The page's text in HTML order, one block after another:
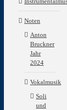
Noten
Anton
Bruckner
Jahr
2024
Vokalmusik
Soli
und